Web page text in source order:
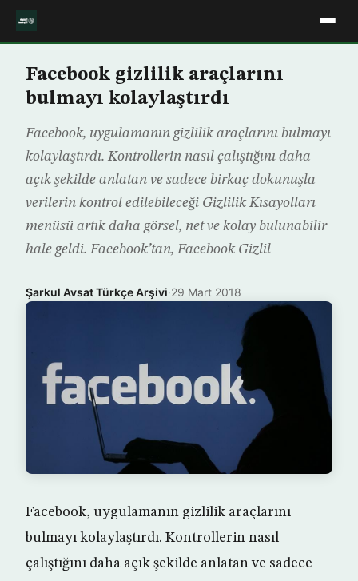
Facebook gizlilik araçlarını
bulmayı kolaylaştırdı
Facebook, uygulamanın gizlilik araçlarını bulmayı
kolaylaştırdı. Kontrollerin nasıl çalıştığını daha
açık şekilde anlatan ve sadece birkaç dokunuşla
verilerin kontrol edilebileceği Gizlilik Kısayolları
menüsü artık daha görsel, net ve kolay bulunabilir
hale geldi. Facebook’tan, Facebook Gizlil
Şarkul Avsat Türkçe Arşivi·29 Mart 2018
Facebook, uygulamanın gizlilik araçlarını
bulmayı kolaylaştırdı. Kontrollerin nasıl
çalıştığını daha açık şekilde anlatan ve sadece